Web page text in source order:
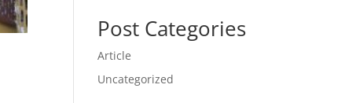
Post Categories
Article
Uncategorized